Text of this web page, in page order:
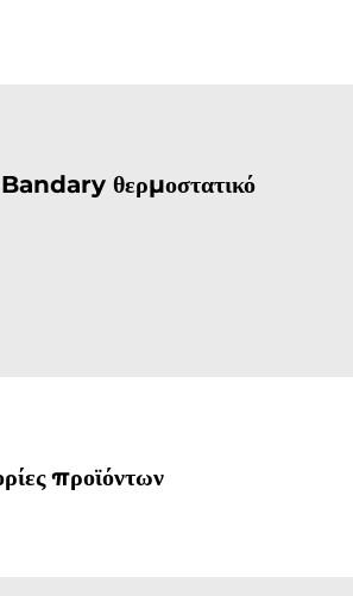
θερμοστατικό
προϊόντων